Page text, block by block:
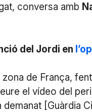
conversa amb
del Jordi en
de França,
el vídeo del
demanat [Guàrdia